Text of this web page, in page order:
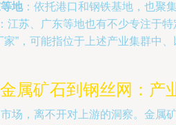
地：依托港口和钢铁基地，也聚
：江苏、广东等地也有不少专注于
家”，可能指位于上述产业集群中
属矿石到钢丝网：产
场，离不开对上游的洞察。金属